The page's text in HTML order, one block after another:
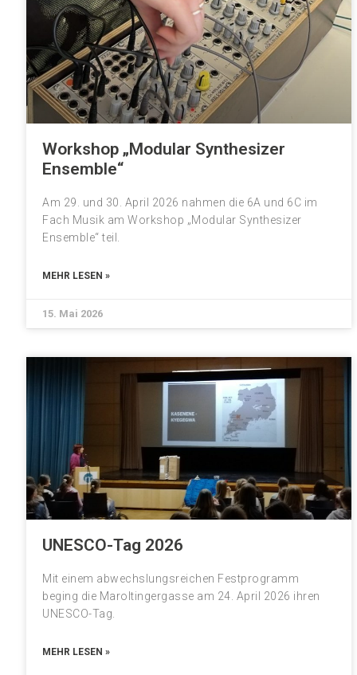
Workshop „Modular Synthesizer
Ensemble“
Am 29. und 30. April 2026 nahmen die 6A und 6C im
Fach Musik am Workshop „Modular Synthesizer
Ensemble“ teil.
MEHR LESEN »
15. Mai 2026
UNESCO-Tag 2026
Mit einem abwechslungsreichen Festprogramm
beging die Maroltingergasse am 24. April 2026 ihren
UNESCO-Tag.
MEHR LESEN »